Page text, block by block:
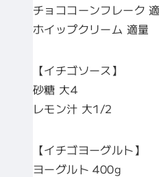
チョココーンフレーク
ホイップクリーム 適量
【イチゴソース】
砂糖 大4
レモン汁 大1/2
【イチゴヨーグルト】
ヨーグルト 400g